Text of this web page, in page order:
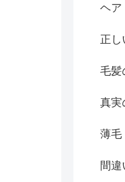
ヘア
正し
毛髪
真実
薄毛
間